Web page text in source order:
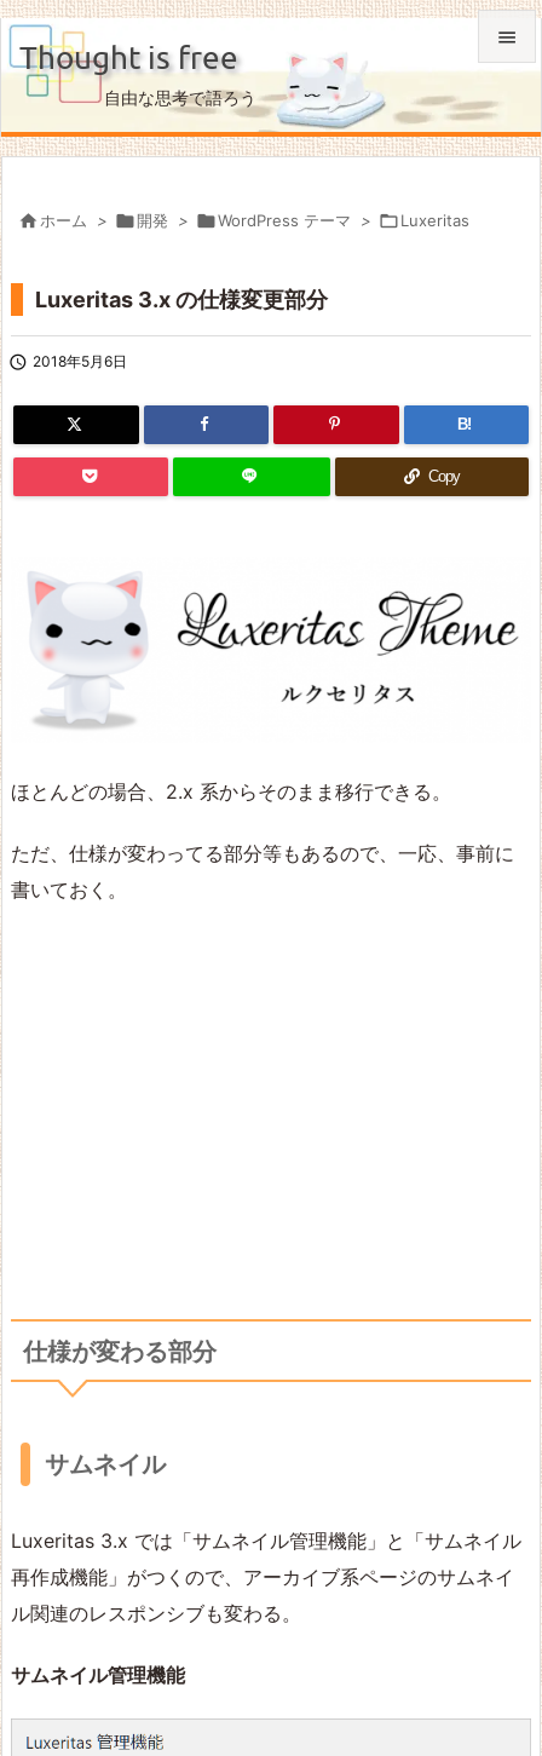
Thought is free
自由な思考で語ろう

メニュ


 ホーム > 開発 > WordPress テーマ > Luxeritas
Luxeritas 3.x の仕様変更部分
 2018年5月6日
B!
Copy
ほとんどの場合、2.x 系からそのまま移行できる。
ただ、仕様が変わってる部分等もあるので、一応、事前に
書いておく。
仕様が変わる部分
サムネイル
Luxeritas 3.x では「サムネイル管理機能」と「サムネイル
再作成機能」がつくので、アーカイブ系ページのサムネイ
ル関連のレスポンシブも変わる。
サムネイル管理機能